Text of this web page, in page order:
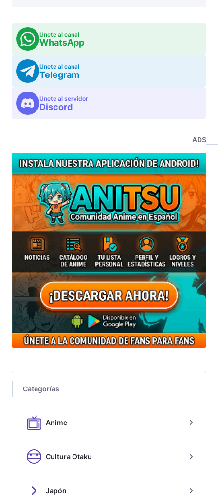
Unete al canal
WhatsApp
Unete al canal
Telegram
Unete al servidor
Discord
ADS
Categorías
Anime
Cultura Otaku
Japón